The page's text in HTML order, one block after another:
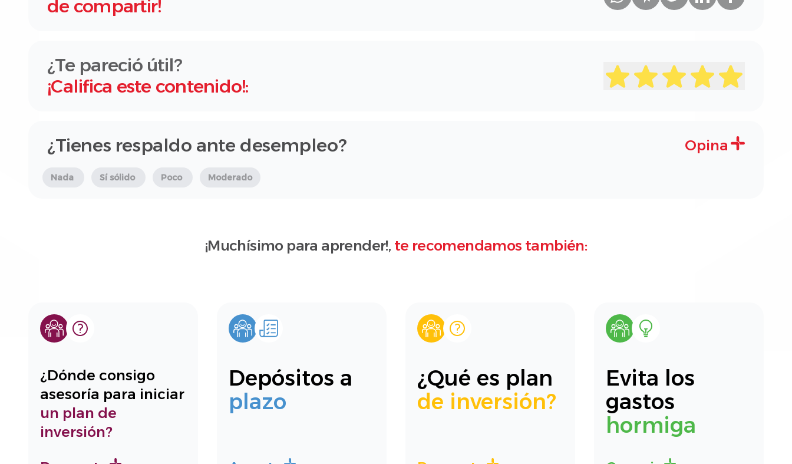
de compartir!
¿Te pareció útil?
¡Califica este contenido!:
¿Tienes respaldo ante desempleo? Opina
Nada Sí sólido Poco Moderado
¡Muchísimo para aprender!, te recomendamos también:
¿Dónde consigo
asesoría para iniciar
un plan de
inversión?
Depósitos a
plazo
¿Qué es plan
de inversión?
Evita los
gastos
hormiga